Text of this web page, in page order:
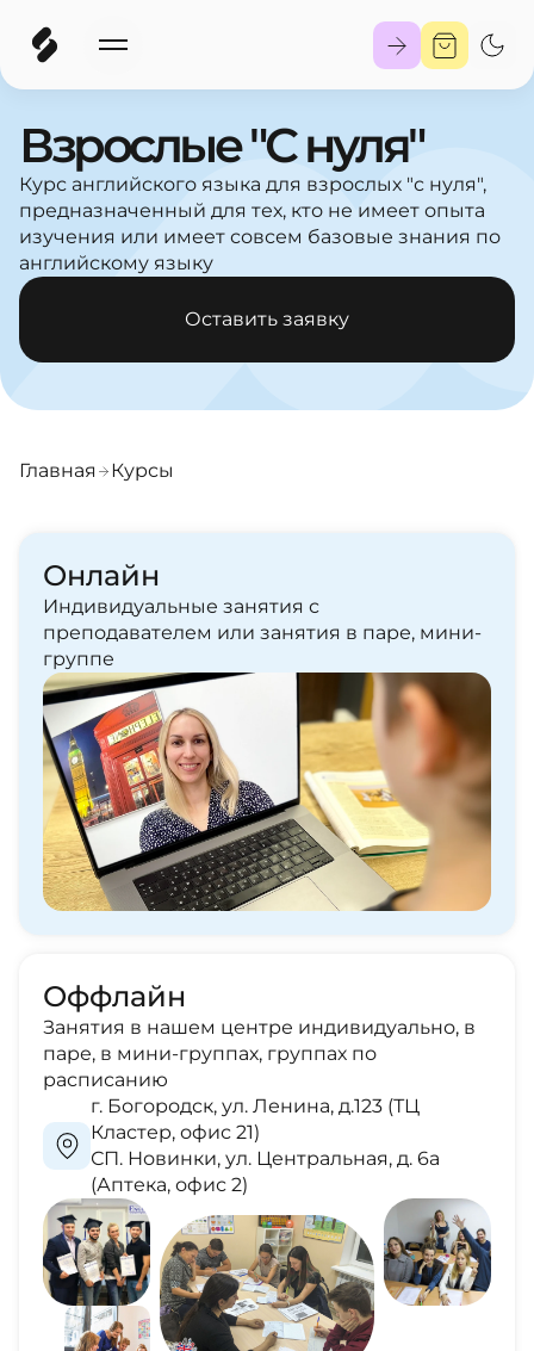
Взрослые "С нуля"
Курс английского языка для взрослых "с нуля",
предназначенный для тех, кто не имеет опыта
изучения или имеет совсем базовые знания по
английскому языку
Оставить заявку
Главная Курсы
Онлайн
Индивидуальные занятия с
преподавателем или занятия в паре, мини-
группе
Оффлайн
Занятия в нашем центре индивидуально, в
паре, в мини-группах, группах по
расписанию
г. Богородск, ул. Ленина, д.123 (ТЦ
Кластер, офис 21)
СП. Новинки, ул. Центральная, д. 6а
(Аптека, офис 2)